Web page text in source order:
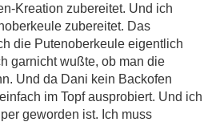
Kreation zubereitet. Und ich
zubereitet. Das
die Putenoberkeule eigentlich
garnicht wußte, ob man die
Und da Dani kein Backofen
im Topf ausprobiert. Und ich
geworden ist. Ich muss